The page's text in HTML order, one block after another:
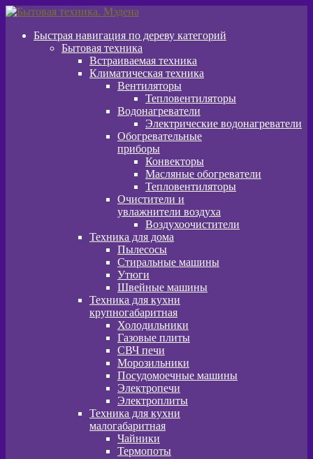
Перейти
навигации
Перейти
содержимому
Быстрая навигация по дереву категорий
Бытовая техника
Встраиваемая техника
Климатическая техника
Вентиляторы
Тепловентиляторы
Водонагреватели
Электрические водонагреватели
Обогревательные
приборы
Конвекторы
Масляные обогреватели
Тепловентиляторы
Очистители и
увлажнители воздуха
Воздухоочистители
Техника для дома
Пылeсосы
Стиральные машины
Утюги
Швейные машины
Техника для кухни
крупногабаритная
Холодильники
Газовые плиты
СВЧ печи
Морозильники
Посудомоечные машины
Электропечи
Электроплиты
Техника для кухни
малогабаритная
Чайники
Термопоты